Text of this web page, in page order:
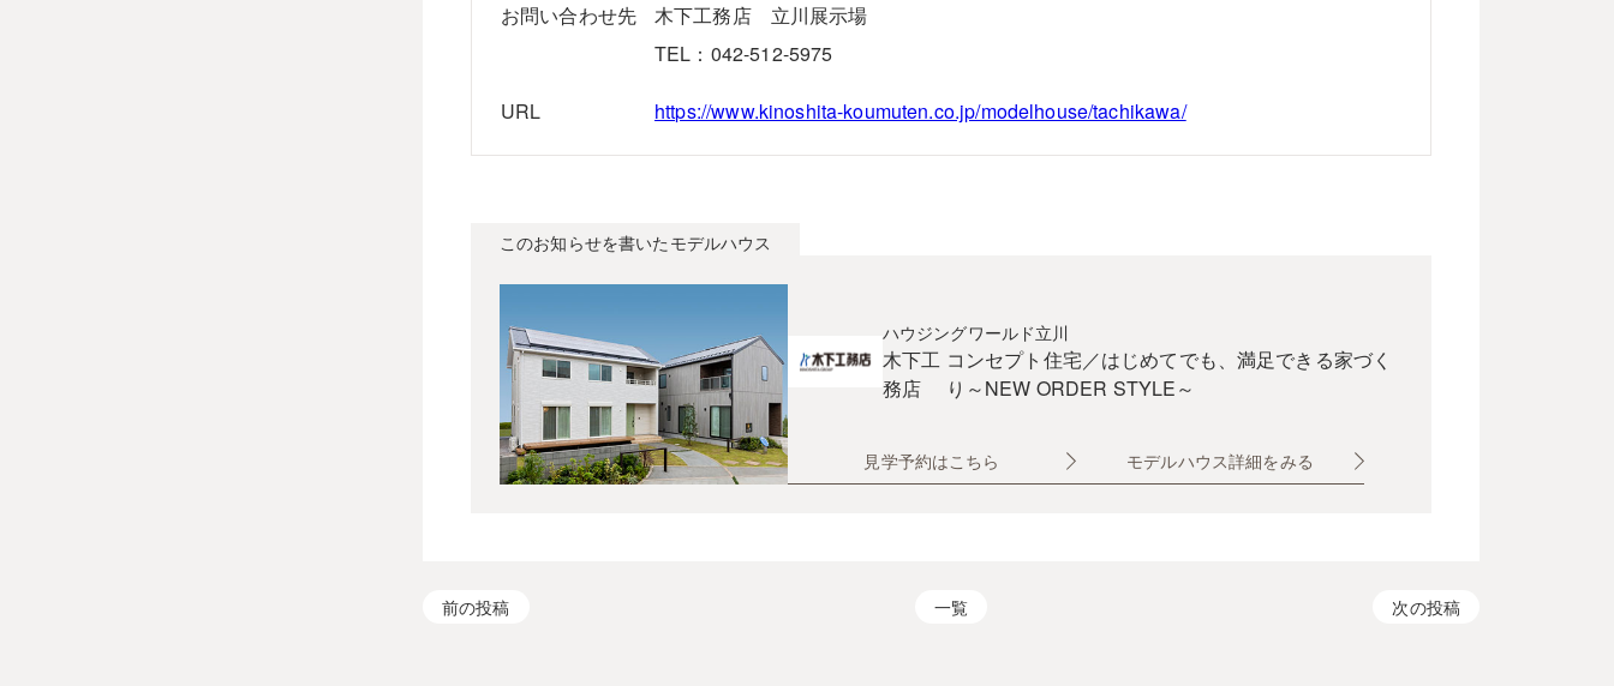
お問い合わせ先
木下工務店 立川展示場
TEL：042-512-5975
URL https://www.kinoshita-koumuten.co.jp/modelhouse/tachikawa/
このお知らせを書いたモデルハウス
ハウジングワールド立川
木下工
務店
コンセプト住宅／はじめてでも、満足できる家づく
り～NEW ORDER STYLE～
見学予約はこちら モデルハウス詳細をみる
前の投稿 一覧 次の投稿